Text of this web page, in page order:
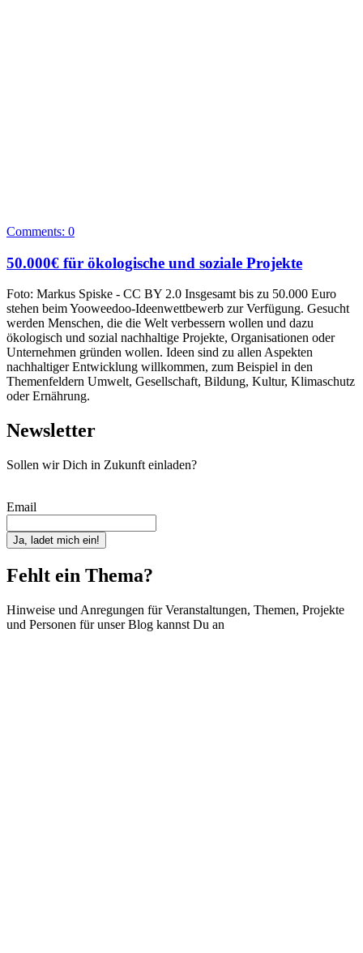
Comments: 0
50.000€ für ökologische und soziale Projekte
Foto: Markus Spiske - CC BY 2.0 Insgesamt bis zu 50.000 Euro
stehen beim Yooweedoo-Ideenwettbewerb zur Verfügung. Gesucht
werden Menschen, die die Welt verbessern wollen und dazu
ökologisch und sozial nachhaltige Projekte, Organisationen oder
Unternehmen gründen wollen. Ideen sind zu allen Aspekten
nachhaltiger Entwicklung willkommen, zum Beispiel in den
Themenfeldern Umwelt, Gesellschaft, Bildung, Kultur, Klimaschutz
oder Ernährung.
Newsletter
Sollen wir Dich in Zukunft einladen?
Email
Ja, ladet mich ein!
Fehlt ein Thema?
Hinweise und Anregungen für Veranstaltungen, Themen, Projekte
und Personen für unser Blog kannst Du an